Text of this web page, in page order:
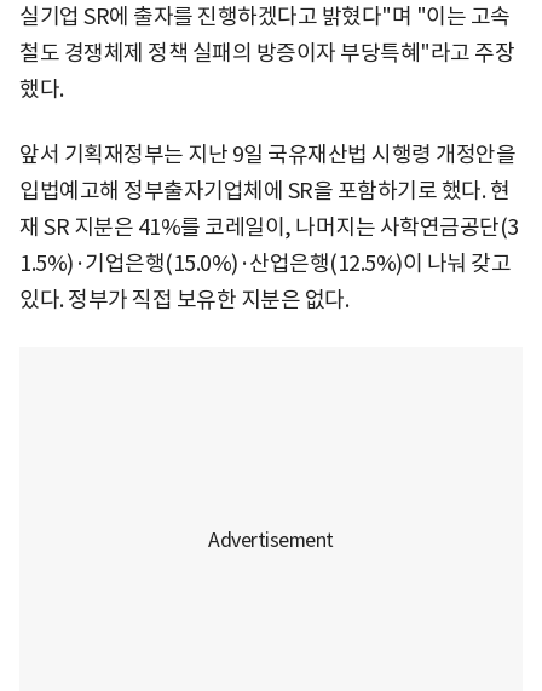
실기업 SR에 출자를 진행하겠다고 밝혔다"며 "이는 고속
철도 경쟁체제 정책 실패의 방증이자 부당특혜"라고 주장
했다.
앞서 기획재정부는 지난 9일 국유재산법 시행령 개정안을
입법예고해 정부출자기업체에 SR을 포함하기로 했다. 현
재 SR 지분은 41%를 코레일이, 나머지는 사학연금공단(3
1.5%)·기업은행(15.0%)·산업은행(12.5%)이 나눠 갖고
있다. 정부가 직접 보유한 지분은 없다.